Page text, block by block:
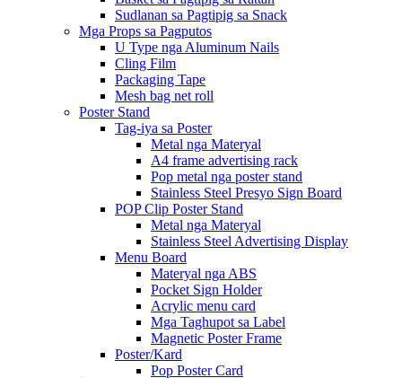
Sudlanan sa Pagtipig sa Snack
Mga Props sa Pagputos
U Type nga Aluminum Nails
Cling Film
Packaging Tape
Mesh bag net roll
Poster Stand
Tag-iya sa Poster
Metal nga Materyal
A4 frame advertising rack
Pop metal nga poster stand
Stainless Steel Presyo Sign Board
POP Clip Poster Stand
Metal nga Materyal
Stainless Steel Advertising Display
Menu Board
Materyal nga ABS
Pocket Sign Holder
Acrylic menu card
Mga Taghupot sa Label
Magnetic Poster Frame
Poster/Kard
Pop Poster Card